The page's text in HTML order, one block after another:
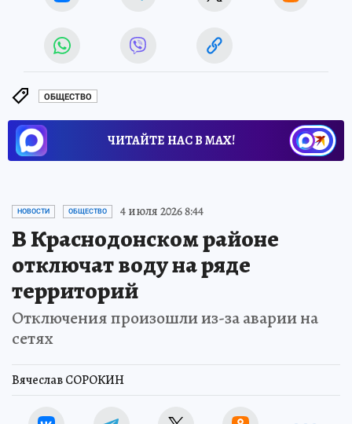
ОБЩЕСТВО
ЧИТАЙТЕ НАС В МАХ!
НОВОСТИ ОБЩЕСТВО 4 июля 2026 8:44
В Краснодонском районе
отключат воду на ряде
территорий
Отключения произошли из-за аварии на
сетях
Вячеслав СОРОКИН